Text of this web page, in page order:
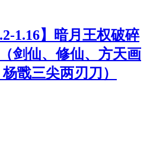
1.16】暗月王权破碎
剑仙、修仙、方天画
戬三尖两刃刀）